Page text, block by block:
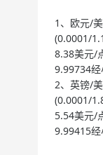
1、欧元/
(0.0001/
8.38美元/
9.99734
2、英镑/
(0.0001/
5.54美元/
9.99415